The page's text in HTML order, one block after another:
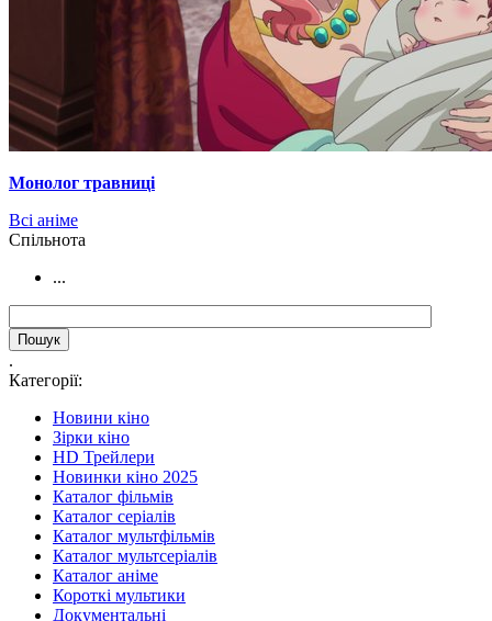
Монолог травниці
Всі аніме
Cпільнота
...
.
Категорії:
Новини кіно
Зірки кіно
HD Трейлери
Новинки кіно 2025
Каталог фільмів
Каталог серіалів
Каталог мультфільмів
Каталог мультсеріалів
Каталог аніме
Короткі мультики
Документальні